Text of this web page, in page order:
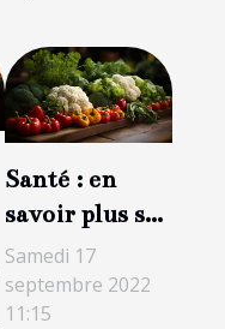
Santé : en
savoir plus sur
la
consommation
des produits
Samedi 17
septembre 2022
11:15